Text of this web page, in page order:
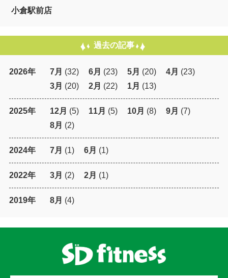
小倉駅前店
過去の記事
2026年 7月 (32) 6月 (23) 5月 (20) 4月 (23)
3月 (20) 2月 (22) 1月 (13)
2025年 12月 (5) 11月 (5) 10月 (8) 9月 (7)
8月 (2)
2024年 7月 (1) 6月 (1)
2022年 3月 (2) 2月 (1)
2019年 8月 (4)